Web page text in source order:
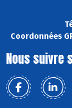
Coordonnées
Nous suivre